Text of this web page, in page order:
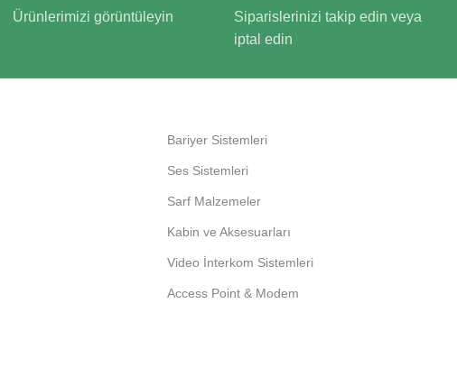
Ürünlerimizi görüntüleyin
Siparislerinizi takip edin veya
iptal edin
Bariyer Sistemleri
Ses Sistemleri
Sarf Malzemeler
Kabin ve Aksesuarları
Video İnterkom Sistemleri
Access Point & Modem